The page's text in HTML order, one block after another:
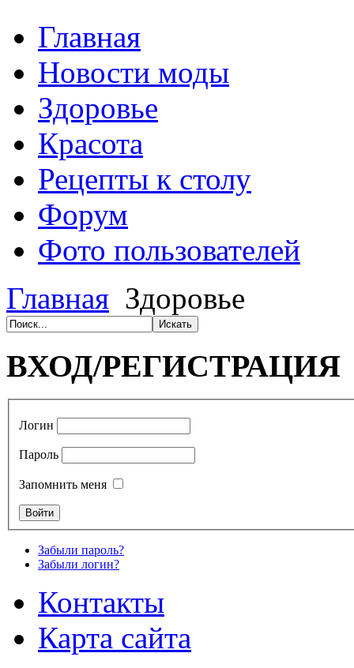
Главная
Новости моды
Здоровье
Красота
Рецепты к столу
Форум
Фото пользователей
Главная Здоровье
ВХОД/РЕГИСТРАЦИЯ
Логин
Пароль
Запомнить меня
Забыли пароль?
Забыли логин?
Контакты
Карта сайта